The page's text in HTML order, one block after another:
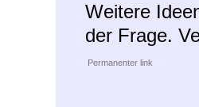
Weitere
der Frage.
Permanenter link